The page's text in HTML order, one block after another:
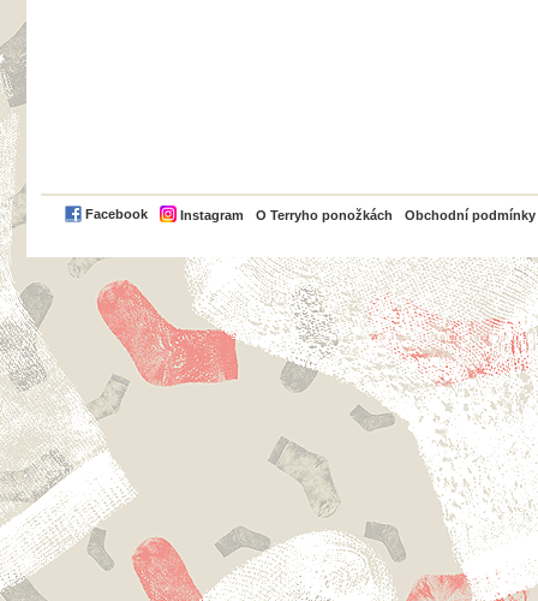
Facebook Instagram O Terryho ponožkách Obchodní podmínky
PayPal